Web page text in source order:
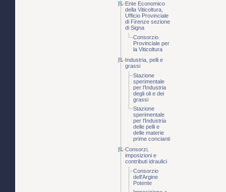
Ente Economico
della Viticoltura,
Ufficio Provinciale
di Firenze sezione
di Signa
Consorzio
Provinciale per
la Viticoltura
Industria, pelli e
grassi
Stazione
sperimentale
per l'Industria
degli oli e dei
grassi
Stazione
sperimentale
per l'Industria
delle pelli e
delle materie
prime concianti
Consorzi,
imposizioni e
contributi idraulici
Consorzio
dell'Argine
Potente